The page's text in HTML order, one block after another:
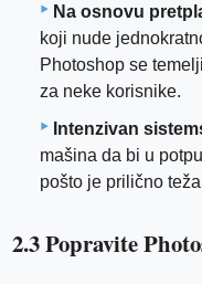
Na osnovu
koji nude
Photoshop se
za neke korisnike.
Intenzivan
mašina da bi u
pošto je prilično
2.3 Popravite